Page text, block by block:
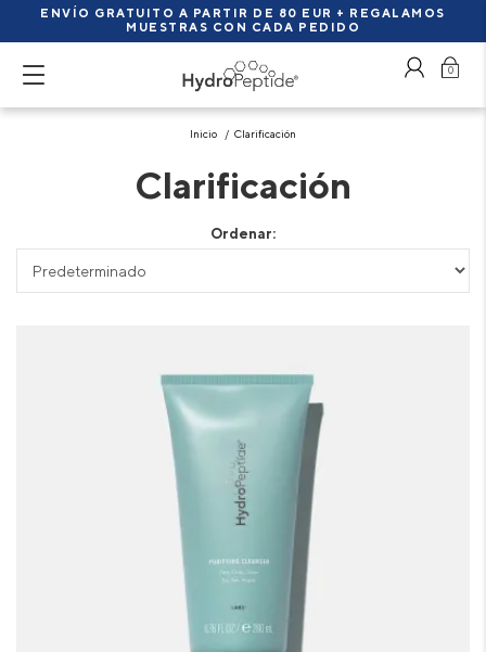
ENVÍO GRATUITO A PARTIR DE 80 EUR + REGALAMOS
MUESTRAS CON CADA PEDIDO
0
Inicio Clarificación
Clarificación
Ordenar: